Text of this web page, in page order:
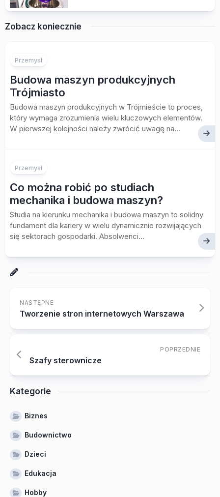
Zobacz koniecznie
Przemysł
Budowa maszyn produkcyjnych
Trójmiasto
Budowa maszyn produkcyjnych w Trójmieście to proces,
który wymaga zrozumienia wielu kluczowych elementów.
W pierwszej kolejności należy zwrócić uwagę na...
Przemysł
Co można robić po studiach
mechanika i budowa maszyn?
Studia na kierunku mechanika i budowa maszyn to solidny
fundament dla kariery w wielu dynamicznie rozwijających
się sektorach gospodarki. Absolwenci...
NASTĘPNE
Tworzenie stron internetowych Warszawa
POPRZEDNIE
Szafy sterownicze
Kategorie
Biznes
Budownictwo
Dzieci
Edukacja
Hobby